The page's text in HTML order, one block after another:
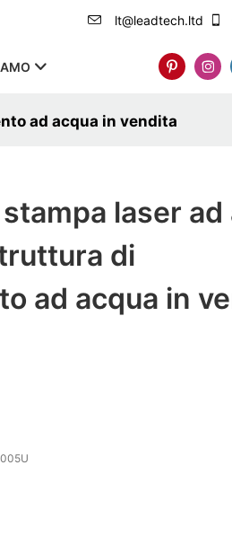
lt@leadtech.ltd
ad acqua in vendita
laser ad
di
ad acqua in